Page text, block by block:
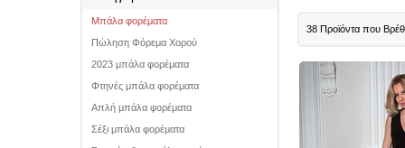
Μπάλα φορέματα
Πώληση Φόρεμα Χορού
2023 μπάλα φορέματα
Φτηνές μπάλα φορέματα
Απλή μπάλα φορέματα
Σέξι μπάλα φορέματα
38 Προϊόντα που